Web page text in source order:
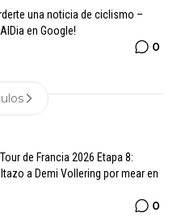
una noticia de ciclismo –
en Google!
0
de Francia 2026 Etapa 8:
a Demi Vollering por mear en
0